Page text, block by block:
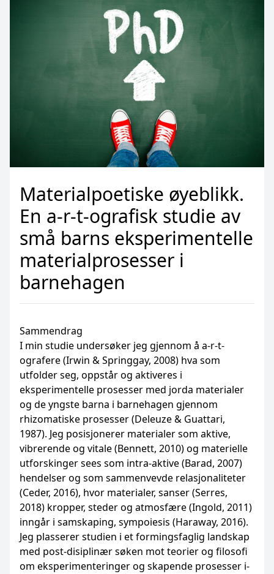
Materialpoetiske øyeblikk.
En a-r-t-ografisk studie av
små barns eksperimentelle
materialprosesser i
barnehagen
Sammendrag
I min studie undersøker jeg gjennom å a-r-t-
ografere (Irwin & Springgay, 2008) hva som
utfolder seg, oppstår og aktiveres i
eksperimentelle prosesser med jorda materialer
og de yngste barna i barnehagen gjennom
rhizomatiske prosesser (Deleuze & Guattari,
1987). Jeg posisjonerer materialer som aktive,
vibrerende og vitale (Bennett, 2010) og materielle
utforskinger sees som intra-aktive (Barad, 2007)
hendelser og som sammenvevde relasjonaliteter
(Ceder, 2016), hvor materialer, sanser (Serres,
2018) kropper, steder og atmosfære (Ingold, 2011)
inngår i samskaping, sympoiesis (Haraway, 2016).
Jeg plasserer studien i et formingsfaglig landskap
med post-disiplinær søken mot teorier og filosofi
om eksperimenteringer og skapende prosesser i-